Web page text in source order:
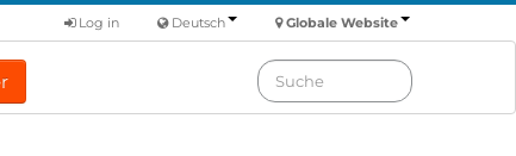
Globale Website
Deutsch
Log in